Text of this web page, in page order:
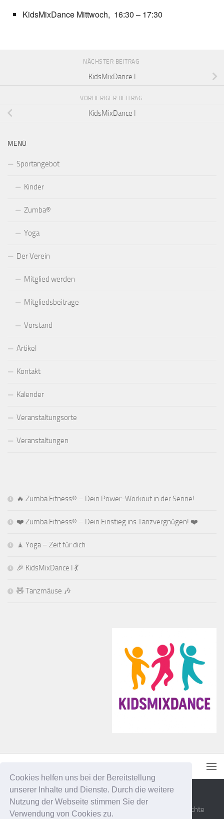
Cookies helfen uns bei der Bereitstellung
unserer Inhalte und Dienste. Durch die weitere
Nutzung der Webseite stimmen Sie der
Verwendung von Cookies zu.
KidsMixDance Mittwoch, 16:30 – 17:30
NÄCHSTER BEITRAG
KidsMixDance I
VORHERIGER BEITRAG
KidsMixDance I
MENÜ
Sportangebot
Kinder
Zumba®
Yoga
Der Verein
Mitglied werden
Mitgliedsbeiträge
Vorstand
Artikel
Kontakt
Kalender
Veranstaltungsorte
Veranstaltungen
🔥 Zumba Fitness® – Dein Power-Workout in der Senne!
❤️ Zumba Fitness® – Dein Einstieg ins Tanzvergnügen! ❤️
🧘 Yoga – Zeit für dich
🎉 KidsMixDance I 💃
🧸 Tanzmäuse 🎶
Senner Tanzsportfreunde Bielefeld e.V. © 2026. Alle Rechte